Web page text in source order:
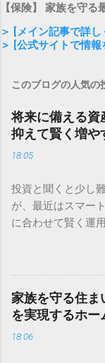
【保険】 家族を守る
＞ [メイン記事で詳し
＞ [公式サイトで情報
このブログの人気の
将来に備える資
抑えて賢く増や
18:05
投資と聞くと少し
が、最近はスマー
に合わせて賢く運
とつのアプリで管
感と、取引手数料
ミングを逃したく
方に適した選択肢
しく見る] ✅ 「将
いるけれど、何か
家族を守る住ま
を実現するホー
18:06